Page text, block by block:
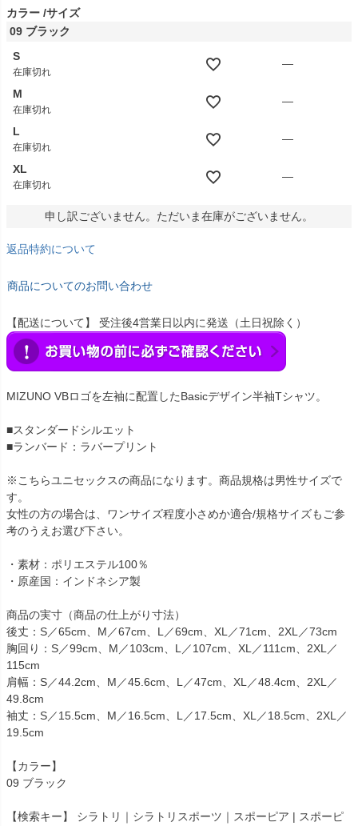
カラー サイズ
09 ブラック
S
在庫切れ
—
M
在庫切れ
—
L
在庫切れ
—
XL
在庫切れ
—
申し訳ございません。ただいま在庫がございません。
返品特約について
商品についてのお問い合わせ
【配送について】 受注後4営業日以内に発送（土日祝除く）
MIZUNO VBロゴを左袖に配置したBasicデザイン半袖Tシャツ。
■スタンダードシルエット
■ランバード：ラバープリント
※こちらユニセックスの商品になります。商品規格は男性サイズで
す。
女性の方の場合は、ワンサイズ程度小さめか適合/規格サイズもご参
考のうえお選び下さい。
・素材：ポリエステル100％
・原産国：インドネシア製
商品の実寸（商品の仕上がり寸法）
後丈：S／65cm、M／67cm、L／69cm、XL／71cm、2XL／73cm
胸回り：S／99cm、M／103cm、L／107cm、XL／111cm、2XL／
115cm
肩幅：S／44.2cm、M／45.6cm、L／47cm、XL／48.4cm、2XL／
49.8cm
袖丈：S／15.5cm、M／16.5cm、L／17.5cm、XL／18.5cm、2XL／
19.5cm
【カラー】
09 ブラック
【検索キー】 シラトリ｜シラトリスポーツ｜スポーピア | スポーピ